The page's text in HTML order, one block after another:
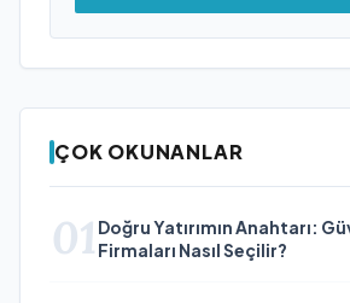
ÇOK OKUNANLAR
01 Doğru Yatırımın Anahtarı:
Firmaları Nasıl Seçilir?